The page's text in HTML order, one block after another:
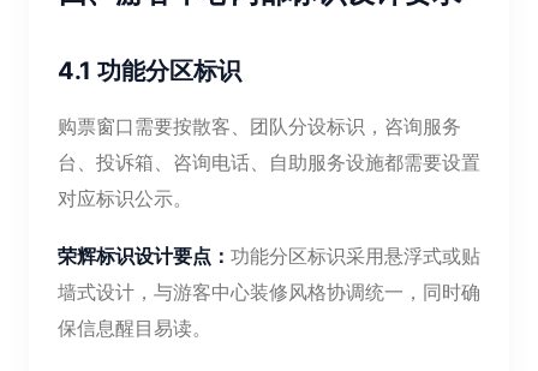
4.1 功能分区标识
购票窗口需要按散客、团队分设标识，咨询服务
台、投诉箱、咨询电话、自助服务设施都需要设置
对应标识公示。
荣辉标识设计要点： 功能分区标识采用悬浮式或贴
墙式设计，与游客中心装修风格协调统一，同时确
保信息醒目易读。